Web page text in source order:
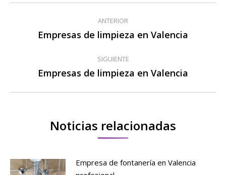
Navegación
entre
publicaciones
ANTERIOR
Publicación
Empresas de limpieza en Valencia
SIGUIENTE
Publicación
Empresas de limpieza en Valencia
Noticias relacionadas
Empresa de fontanería en Valencia